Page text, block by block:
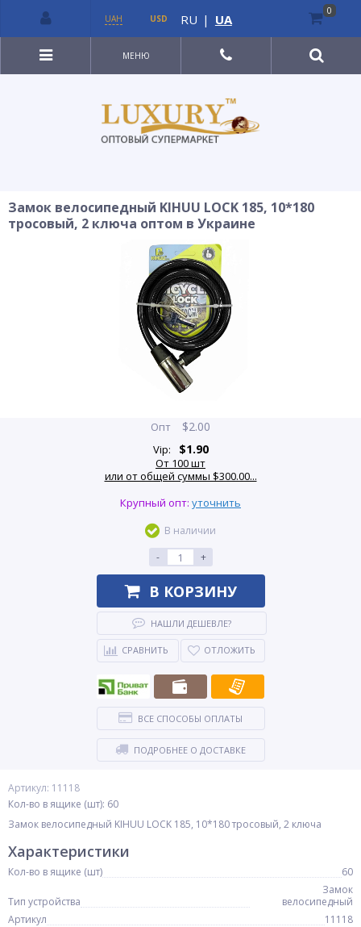
МЕНЮ
Замок велосипедный KIHUU LOCK 185, 10*180
тросовый, 2 ключа оптом в Украине
Артикул: 11118
Кол-во в ящике (шт): 60
Замок велосипедный KIHUU LOCK 185, 10*180 тросовый, 2 ключа
Опт $2.00
Vip: $1.90
От 100 шт
или от общей суммы $300.00...
Крупный опт: уточнить
В наличии
-
+
В КОРЗИНУ
НАШЛИ ДЕШЕВЛЕ?
СРАВНИТЬ ОТЛОЖИТЬ
ВСЕ СПОСОБЫ ОПЛАТЫ
ПОДРОБНЕЕ О ДОСТАВКЕ
Характеристики
Кол-во в ящике (шт) 60
Тип устройства
Замок
велосипедный
Артикул
11118
UAH USD RU | UA
0